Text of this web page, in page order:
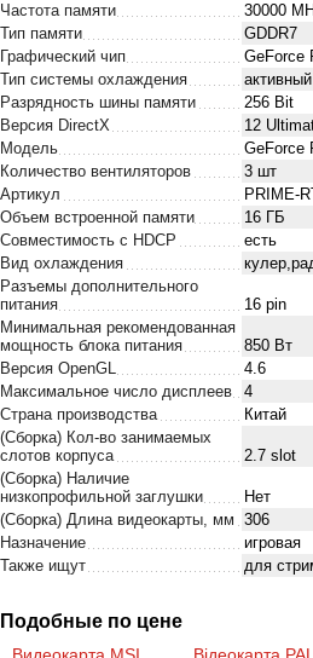
Частота памяти
30000
Тип памяти
GDDR7
Графический чип
GeForce
Тип системы охлаждения
активный
Разрядность шины памяти
256 Bit
Версия DirectX
1‎2
Модель
GeForce
Количество вентиляторов
3 шт
Артикул
PRIME-
Объем встроенной памяти
16 ГБ
Совместимость с HDCP
есть
Вид охлаждения
Разъемы дополнительного
питания
16 pin
Минимальная рекомендованная
мощность блока питания
850 Вт
Версия OpenGL
4.6
Максимальное число дисплеев
4
Страна производства
Китай
(Сборка) Кол-во занимаемых
слотов корпуса
2.7 slot
(Сборка) Наличие
низкопрофильной заглушки
Нет
(Сборка) Длина видеокарты, мм 306
Назначение
игровая
Также ищут
для
Подобные по цене